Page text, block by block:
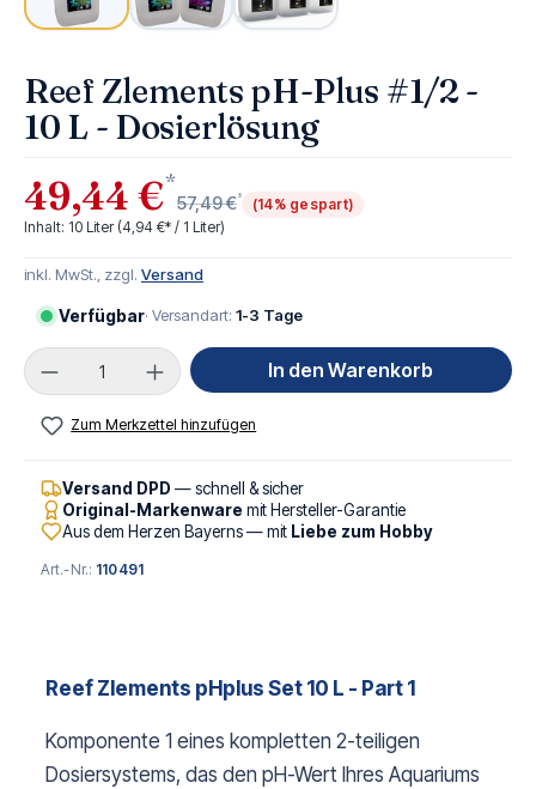
Reef Zlements pH-Plus #1/2 -
10 L - Dosierlösung
49,44 €*
57,49 €*
(14% gespart)
Inhalt: 10 Liter (4,94 €* / 1 Liter)
inkl. MwSt., zzgl. Versand
Verfügbar· Versandart: 1-3 Tage
Produkt Anzahl: Gib den gewünschten Wert
In den Warenkorb
Zum Merkzettel hinzufügen
Versand DPD — schnell & sicher
Original-Markenware mit Hersteller-Garantie
Aus dem Herzen Bayerns — mit Liebe zum Hobby
Art.-Nr.: 110491
Reef Zlements pHplus Set 10 L - Part 1
Komponente 1 eines kompletten 2-teiligen
Dosiersystems, das den pH-Wert Ihres Aquariums